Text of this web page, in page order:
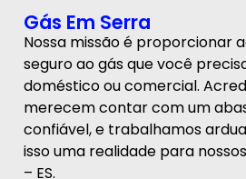
Gás Em Serra
Nossa missão é proporcionar
seguro ao gás que você
doméstico ou comercial.
merecem contar com um
confiável, e trabalhamos
isso uma realidade para
– ES.